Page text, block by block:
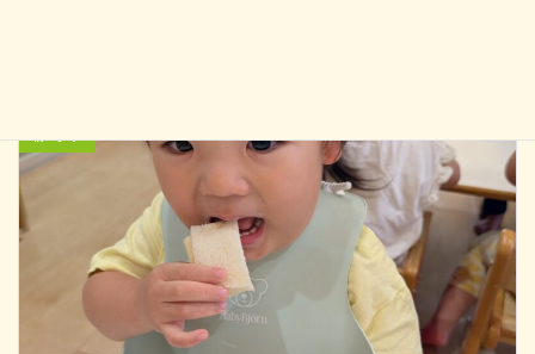
前の記事